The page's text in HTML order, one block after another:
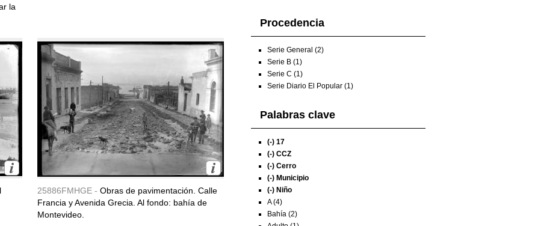
la
25886FMHGE - Obras de pavimentación. Calle
Francia y Avenida Grecia. Al fondo: bahía de
Montevideo.
Procedencia
Serie General (2)
Serie B (1)
Serie C (1)
Serie Diario El Popular (1)
Palabras clave
(-) 17
(-) CCZ
(-) Cerro
(-) Municipio
(-) Niño
A (4)
Bahía (2)